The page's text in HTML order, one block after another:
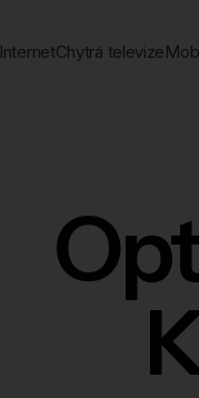
InternetChytrá televize